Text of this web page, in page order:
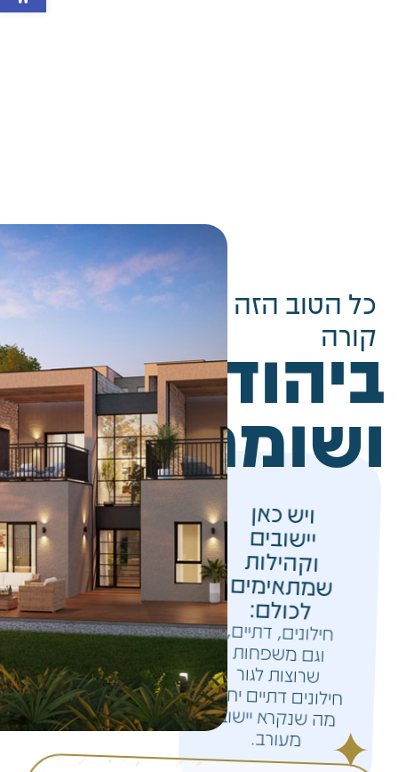
כל הטוב הזה
קורה
ביהודה
ושומרון
ויש כאן
יישובים
וקהילות
שמתאימים
לכולם:
חילונים, דתיים,
וגם משפחות
שרוצות לגור
חילונים דתיים יחד,
מה שנקרא יישוב
מעורב.